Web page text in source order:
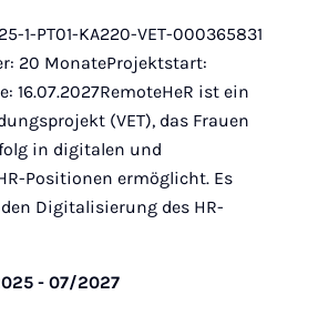
1-PT01-KA220-VET-000365831
20 MonateProjektstart:
16.07.2027RemoteHeR ist ein
(VET), das Frauen
in digitalen und
Positionen ermöglicht. Es
Digitalisierung des HR-
- 07/2027